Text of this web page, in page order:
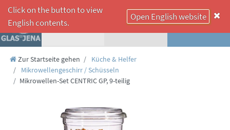
☰
Click on the button to view
English contents.
Open English website
Zur Startseite gehen
Küche & Helfer
Mikrowellengeschirr / Schüsseln
Mikrowellen-Set CENTRIC GP, 9-teilig